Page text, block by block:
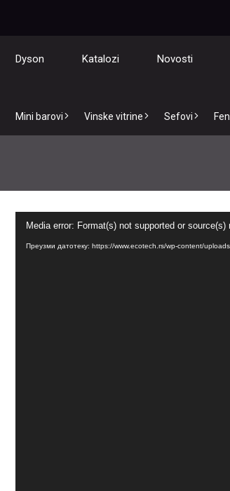
Dyson Katalozi Novosti
Mini barovi Vinske vitrine Sefovi
видео
записа
Media error: Format(s) not supported or source(s)
Преузми датотеку: https://www.ecotech.rs/wp-content/